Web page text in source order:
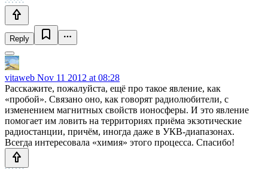
Reply
vitaweb Nov 11 2012 at 08:28
Расскажите, пожалуйста, ещё про такое явление, как
«пробой». Связано оно, как говорят радиолюбители, с
изменением магнитных свойств ионосферы. И это явление
помогает им ловить на территориях приёма экзотические
радиостанции, причём, иногда даже в УКВ-диапазонах.
Всегда интересовала «химия» этого процесса. Спасибо!